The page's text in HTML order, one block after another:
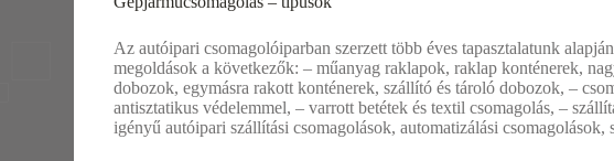
Az autóipari csomagolóiparban szerzett több éves tapasztalatunk
megoldások a következők: – műanyag raklapok, raklap konténerek,
dobozok, egymásra rakott konténerek, szállító és tároló dobozok, –
antisztatikus védelemmel, – varrott betétek és textil csomagolás, –
igényű autóipari szállítási csomagolások, automatizálási csomagolások,